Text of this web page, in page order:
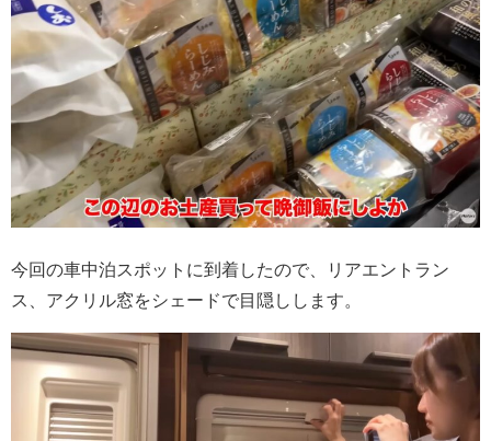
今回の車中泊スポットに到着したので、リアエントラン
ス、アクリル窓をシェードで目隠しします。